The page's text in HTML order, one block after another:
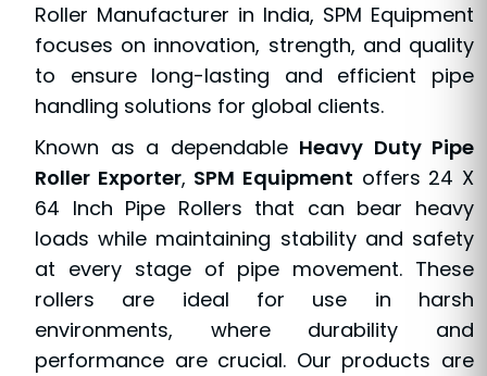
Roller Manufacturer in India, SPM Equipment
focuses on innovation, strength, and quality
to ensure long-lasting and efficient pipe
handling solutions for global clients.
Known as a dependable Heavy Duty Pipe
Roller Exporter, SPM Equipment offers 24 X
64 Inch Pipe Rollers that can bear heavy
loads while maintaining stability and safety
at every stage of pipe movement. These
rollers are ideal for use in harsh
environments, where durability and
performance are crucial. Our products are